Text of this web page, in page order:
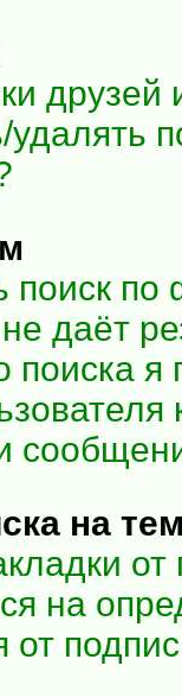
друзей
поиск
даёт
поиска
на
от
на
от